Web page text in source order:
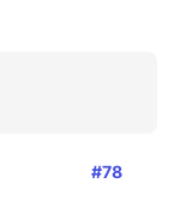
#78